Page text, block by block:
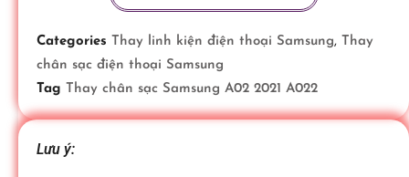
i
ệ
Categories Thay linh kiện điện thoại Samsung, Thay
chân sạc điện thoại Samsung
Tag Thay chân sạc Samsung A02 2021 A022
Lưu ý: